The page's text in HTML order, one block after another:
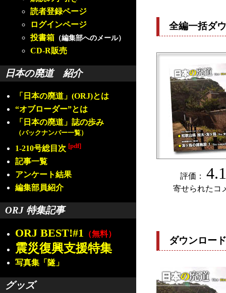
読者登録ページ
ログインページ
投書箱 （編集部へのメール）
CD-R販売
日本の廃道 紹介
「日本の廃道」(ORJ)とは
“オブローダー”とは
「日本の廃道」誌の歩み
（バックナンバー一覧）
1-210号総目次 [pdf]
記事一覧
アンケート結果
編集部員紹介
ORJ 特集記事
ORJ BEST!#1 （無料）
震災復興支援特集
写真集「隧」
グッズ
全編一括ダ
評価：
寄せられたコ
ダウンロー